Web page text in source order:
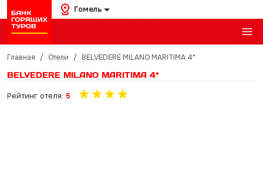
Гомель
Главная / Отели / BELVEDERE MILANO MARITIMA 4*
BELVEDERE MILANO MARITIMA 4*
Рейтинг отеля: 5